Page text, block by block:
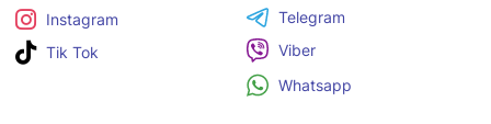
Instagram
Tik Tok
Telegram
Viber
Whatsapp